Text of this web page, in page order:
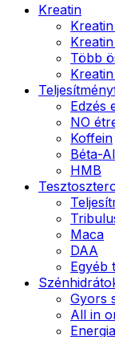
Kreatin
Több
Edzés
NO
Koffein
Béta-
HMB
Maca
DAA
Egyéb
Gyors
All in